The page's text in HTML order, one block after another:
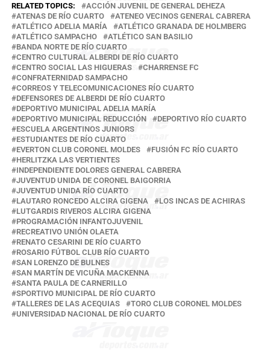
RELATED TOPICS:
ACCIÓN JUVENIL DE GENERAL DEHEZA
ATENAS DE RÍO CUARTO
ATENEO VECINOS GENERAL CABRERA
ATLÉTICO ADELIA MARÍA
ATLÉTICO GRANADA DE HOLMBERG
ATLÉTICO SAMPACHO
ATLÉTICO SAN BASILIO
BANDA NORTE DE RÍO CUARTO
CENTRO CULTURAL ALBERDI DE RÍO CUARTO
CENTRO SOCIAL LAS HIGUERAS
CHARRENSE FC
CONFRATERNIDAD SAMPACHO
CORREOS Y TELECOMUNICACIONES RÍO CUARTO
DEFENSORES DE ALBERDI DE RÍO CUARTO
DEPORTIVO MUNICIPAL ADELIA MARÍA
DEPORTIVO MUNICIPAL REDUCCIÓN
DEPORTIVO RÍO CUARTO
ESCUELA ARGENTINOS JUNIORS
ESTUDIANTES DE RÍO CUARTO
EVERTON CLUB CORONEL MOLDES
FUSIÓN FC RÍO CUARTO
HERLITZKA LAS VERTIENTES
INDEPENDIENTE DOLORES GENERAL CABRERA
JUVENTUD UNIDA DE CORONEL BAIGORRIA
JUVENTUD UNIDA RÍO CUARTO
LAUTARO RONCEDO ALCIRA GIGENA
LOS INCAS DE ACHIRAS
LUTGARDIS RIVEROS ALCIRA GIGENA
PROGRAMACIÓN INFANTOJUVENIL
RECREATIVO UNIÓN OLAETA
RENATO CESARINI DE RÍO CUARTO
ROSARIO FÚTBOL CLUB RÍO CUARTO
SAN LORENZO DE BULNES
SAN MARTÍN DE VICUÑA MACKENNA
SANTA PAULA DE CARNERILLO
SPORTIVO MUNICIPAL DE RÍO CUARTO
TALLERES DE LAS ACEQUIAS
TORO CLUB CORONEL MOLDES
UNIVERSIDAD NACIONAL DE RÍO CUARTO